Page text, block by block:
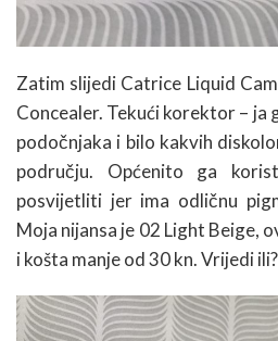
Zatim slijedi Catrice Liquid
Concealer. Tekući korektor – ja
podočnjaka i bilo kakvih
području. Općenito ga
posvijetliti jer ima odličnu
Moja nijansa je 02 Light Beige,
i košta manje od 30 kn. Vrijedi